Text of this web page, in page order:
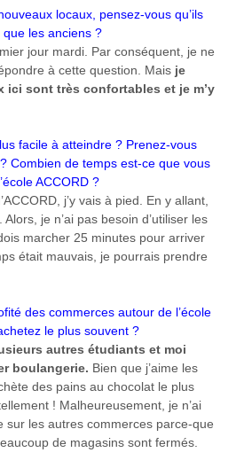
locaux, pensez-vous qu’ils
les anciens ?
jour mardi. Par conséquent, je ne
à cette question. Mais je
ici sont très confortables et je m’y
facile à atteindre ? Prenez-vous
Combien de temps est-ce que vous
ACCORD ?
j’y vais à pied. En y allant,
je n’ai pas besoin d’utiliser les
marcher 25 minutes pour arriver
était mauvais, je pourrais prendre
des commerces autour de l’école
le plus souvent ?
autres étudiants et moi
boulangerie. Bien que j’aime les
des pains au chocolat le plus
! Malheureusement, je n’ai
sur les autres commerces parce-que
de magasins sont fermés.